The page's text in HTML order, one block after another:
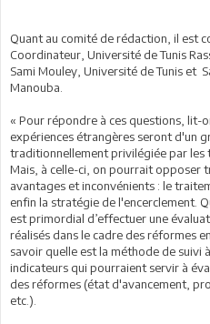
Quant au comité de rédaction, il est
Coordinateur, Université de Tunis
Sami Mouley, Université de Tunis et
Manouba.
« Pour répondre à ces questions, lit-
expériences étrangères seront d'un
traditionnellement privilégiée par les
Mais, à celle-ci, on pourrait opposer
avantages et inconvénients : le
enfin la stratégie de l'encerclement.
est primordial d’effectuer une
réalisés dans le cadre des réformes
savoir quelle est la méthode de suivi
indicateurs qui pourraient servir à
des réformes (état d'avancement,
etc.).